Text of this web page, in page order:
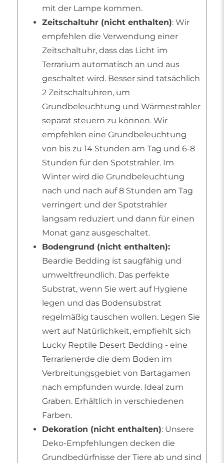
mit der Lampe kommen.
Zeitschaltuhr (nicht enthalten): Wir
empfehlen die Verwendung einer
Zeitschaltuhr, dass das Licht im
Terrarium automatisch an und aus
geschaltet wird. Besser sind tatsächlich
2 Zeitschaltuhren, um
Grundbeleuchtung und Wärmestrahler
separat steuern zu können. Wir
empfehlen eine Grundbeleuchtung
von bis zu 14 Stunden am Tag und 6-8
Stunden für den Spotstrahler. Im
Winter wird die Grundbeleuchtung
nach und nach auf 8 Stunden am Tag
verringert und der Spotstrahler
langsam reduziert und dann für einen
Monat ganz ausgeschaltet.
Bodengrund (nicht enthalten):
Beardie Bedding ist saugfähig und
umweltfreundlich. Das perfekte
Substrat, wenn Sie wert auf Hygiene
legen und das Bodensubstrat
regelmäßig tauschen wollen. Legen Sie
wert auf Natürlichkeit, empfiehlt sich
Lucky Reptile Desert Bedding - eine
Terrarienerde die dem Boden im
Verbreitungsgebiet von Bartagamen
nach empfunden wurde. Ideal zum
Graben. Erhältlich in verschiedenen
Farben.
Dekoration (nicht enthalten): Unsere
Deko-Empfehlungen decken die
Grundbedürfnisse der Tiere ab und sind